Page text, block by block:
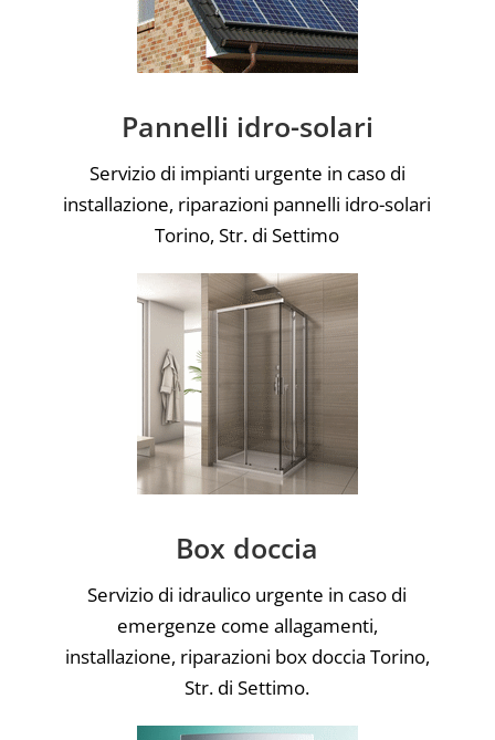
Pannelli idro-solari
Servizio di impianti urgente in caso di
installazione, riparazioni pannelli idro-solari
Torino, Str. di Settimo
Box doccia
Servizio di idraulico urgente in caso di
emergenze come allagamenti,
installazione, riparazioni box doccia Torino,
Str. di Settimo.